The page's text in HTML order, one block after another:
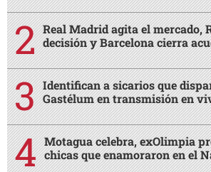
Real Madrid agita el mercado,
decisión y Barcelona cierra
Identifican a sicarios que
Gastélum en transmisión en
Motagua celebra, exOlimpia
chicas que enamoraron en el